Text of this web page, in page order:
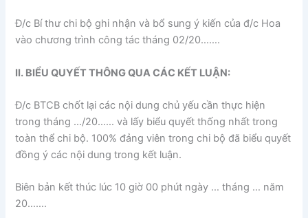
Đ/c Bí thư chi bộ ghi nhận và bổ sung ý kiến của đ/c Hoa
vào chương trình công tác tháng 02/20…….
II. BIỂU QUYẾT THÔNG QUA CÁC KẾT LUẬN:
Đ/c BTCB chốt lại các nội dung chủ yếu cần thực hiện
trong tháng …/20…… và lấy biểu quyết thống nhất trong
toàn thể chi bộ. 100% đảng viên trong chi bộ đã biểu quyết
đồng ý các nội dung trong kết luận.
Biên bản kết thúc lúc 10 giờ 00 phút ngày … tháng … năm
20…….